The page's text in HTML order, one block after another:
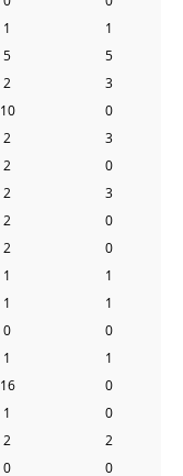
1
1
5
5
2
3
10
0
2
3
2
0
2
3
2
0
2
0
1
1
1
1
0
0
1
1
16
0
1
0
2
2
0
0